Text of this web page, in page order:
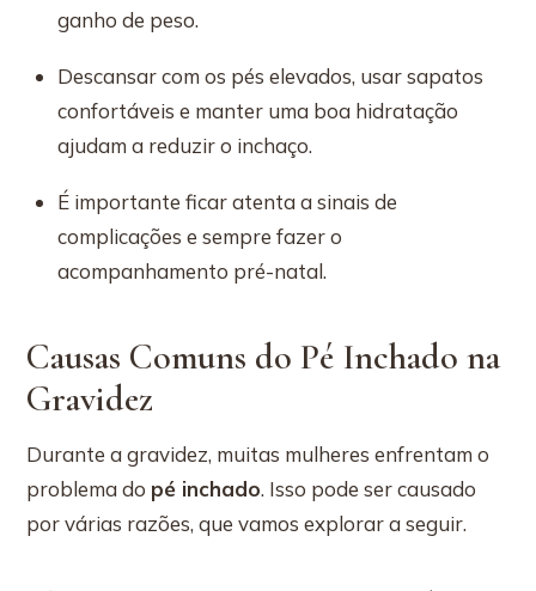
ganho de peso.
Descansar com os pés elevados, usar sapatos
confortáveis e manter uma boa hidratação
ajudam a reduzir o inchaço.
É importante ficar atenta a sinais de
complicações e sempre fazer o
acompanhamento pré-natal.
Causas Comuns do Pé Inchado na
Gravidez
Durante a gravidez, muitas mulheres enfrentam o
problema do pé inchado. Isso pode ser causado
por várias razões, que vamos explorar a seguir.